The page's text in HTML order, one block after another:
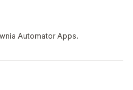
Automator Apps.